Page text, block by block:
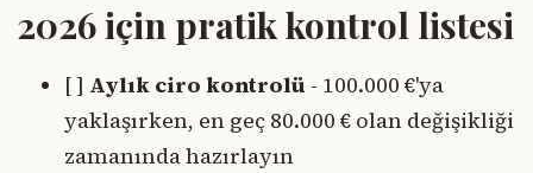
2026 için pratik kontrol listesi
[ ] Aylık ciro kontrolü - 100.000 €'ya
yaklaşırken, en geç 80.000 € olan değişikliği
zamanında hazırlayın